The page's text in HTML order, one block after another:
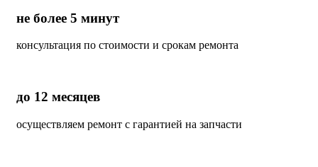
не более 5 минут
консультация по стоимости и срокам ремонта
до 12 месяцев
осуществляем ремонт с гарантией на запчасти